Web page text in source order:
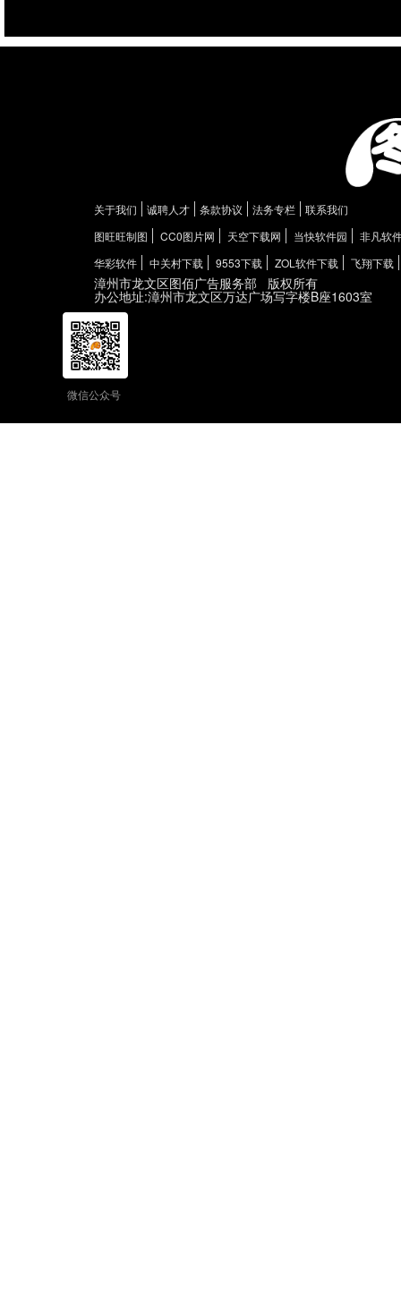
关于我们 诚聘人才 条款协议 法务专栏
联系我们
图旺旺制图
CC0图片网 天空下载网 当快软件园
非凡软
华彩软件
中关村下载 9553下载 ZOL软件下载 飞翔下载
漳州市龙文区图佰广告服务部 版权所有
办公地址:漳州市龙文区万达广场写字楼B座1603室
微信公众号